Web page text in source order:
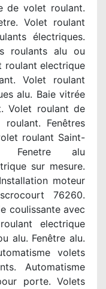
de volet roulant.
Volet roulant
électriques.
roulants alu ou
roulant electrique
Volet roulant
alu. Baie vitrée
Volet roulant de
Fenêtres
roulant Saint-
Fenetre alu
sur mesure.
moteur
76260.
coulissante avec
electrique
alu. Fenêtre alu.
volets
Automatisme
porte. Volets